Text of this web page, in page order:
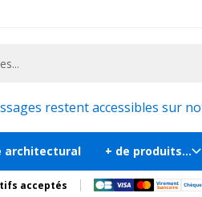
stand exposition, scène,
restent accessibles sur
architectural + de produits...
acceptés